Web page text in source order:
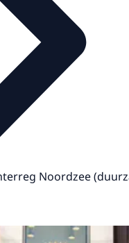
Noordzee